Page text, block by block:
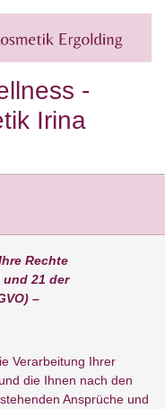
-
Irina
Rechte
21 der
–
Verarbeitung Ihrer
die Ihnen nach den
Ansprüche und